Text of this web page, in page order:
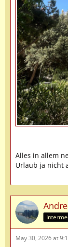
Alles in allem
Urlaub ja nicht
May 30, 2026 at